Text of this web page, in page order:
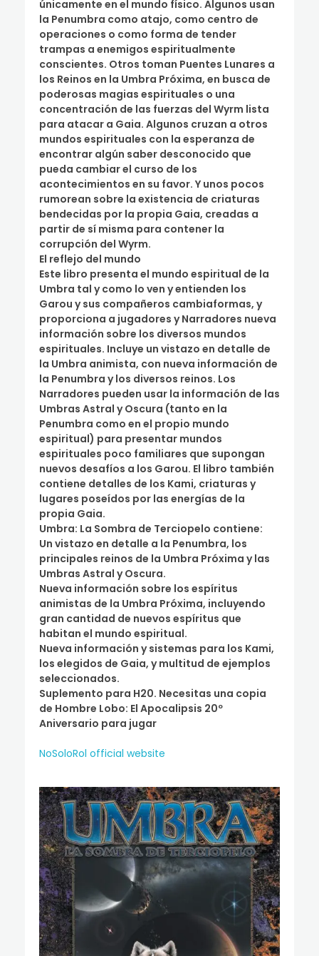
únicamente en el mundo físico. Algunos usan
la Penumbra como atajo, como centro de
operaciones o como forma de tender
trampas a enemigos espiritualmente
conscientes. Otros toman Puentes Lunares a
los Reinos en la Umbra Próxima, en busca de
poderosas magias espirituales o una
concentración de las fuerzas del Wyrm lista
para atacar a Gaia. Algunos cruzan a otros
mundos espirituales con la esperanza de
encontrar algún saber desconocido que
pueda cambiar el curso de los
acontecimientos en su favor. Y unos pocos
rumorean sobre la existencia de criaturas
bendecidas por la propia Gaia, creadas a
partir de sí misma para contener la
corrupción del Wyrm.
El reflejo del mundo
Este libro presenta el mundo espiritual de la
Umbra tal y como lo ven y entienden los
Garou y sus compañeros cambiaformas, y
proporciona a jugadores y Narradores nueva
información sobre los diversos mundos
espirituales. Incluye un vistazo en detalle de
la Umbra animista, con nueva información de
la Penumbra y los diversos reinos. Los
Narradores pueden usar la información de las
Umbras Astral y Oscura (tanto en la
Penumbra como en el propio mundo
espiritual) para presentar mundos
espirituales poco familiares que supongan
nuevos desafíos a los Garou. El libro también
contiene detalles de los Kami, criaturas y
lugares poseídos por las energías de la
propia Gaia.
Umbra: La Sombra de Terciopelo contiene:
Un vistazo en detalle a la Penumbra, los
principales reinos de la Umbra Próxima y las
Umbras Astral y Oscura.
Nueva información sobre los espíritus
animistas de la Umbra Próxima, incluyendo
gran cantidad de nuevos espíritus que
habitan el mundo espiritual.
Nueva información y sistemas para los Kami,
los elegidos de Gaia, y multitud de ejemplos
seleccionados.
Suplemento para H20. Necesitas una copia
de Hombre Lobo: El Apocalipsis 20º
Aniversario para jugar
NoSoloRol official website